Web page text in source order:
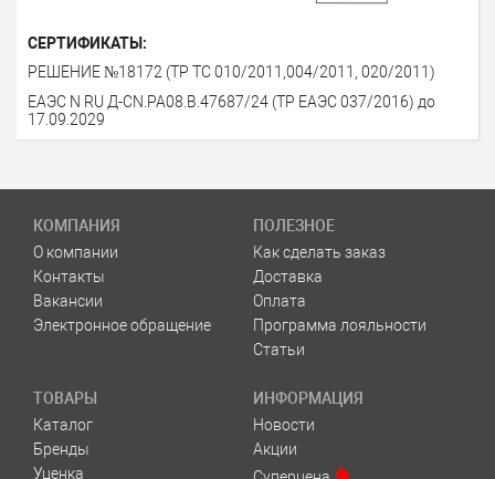
СЕРТИФИКАТЫ:
РЕШЕНИЕ №18172 (ТР ТС 010/2011,004/2011, 020/2011)
ЕАЭС N RU Д-CN.PA08.B.47687/24 (ТР ЕАЭС 037/2016) до
17.09.2029
КОМПАНИЯ
О компании
Контакты
Вакансии
Электронное обращение
ПОЛЕЗНОЕ
Как сделать заказ
Доставка
Оплата
Программа лояльности
Статьи
ТОВАРЫ
Каталог
Бренды
Уценка
ИНФОРМАЦИЯ
Новости
Акции